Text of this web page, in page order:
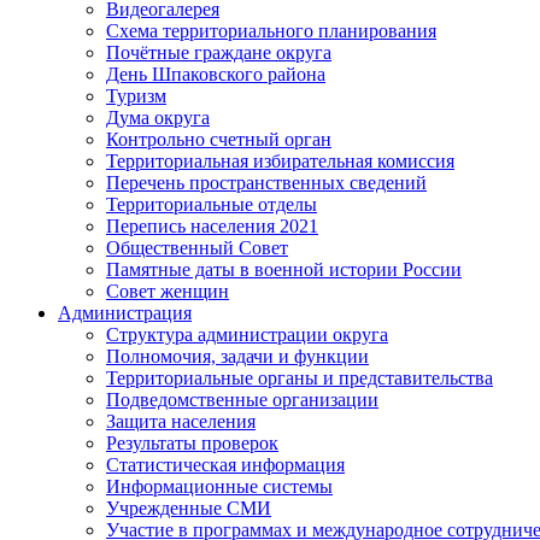
Видеогалерея
Схема территориального планирования
Почётные граждане округа
День Шпаковского района
Туризм
Дума округа
Контрольно счетный орган
Территориальная избирательная комиссия
Перечень пространственных сведений
Территориальные отделы
Перепись населения 2021
Общественный Совет
Памятные даты в военной истории России
Совет женщин
Администрация
Структура администрации округа
Полномочия, задачи и функции
Территориальные органы и представительства
Подведомственные организации
Защита населения
Результаты проверок
Статистическая информация
Информационные системы
Учрежденные СМИ
Участие в программах и международное